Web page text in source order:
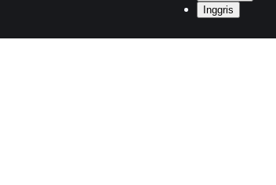
Inggris